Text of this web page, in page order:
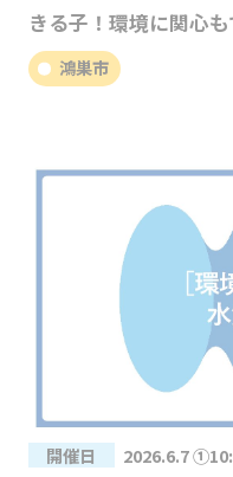
きる子！環境に関心
鴻巣市
開催日 2026.6.7